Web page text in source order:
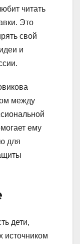
читать
Это
свой
и
между
ему
для
дети,
источником